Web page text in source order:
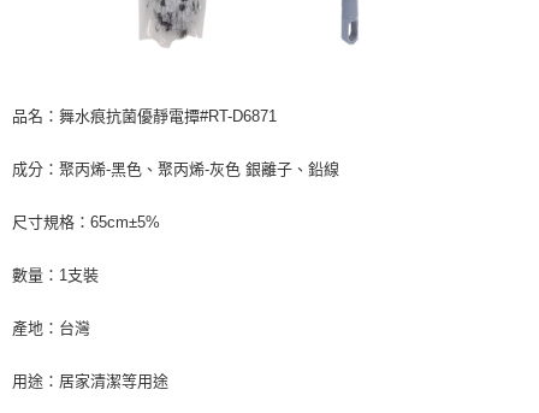
「AFTEE先享後付」，若未經同意申辦者引起之損失，本公司不負相關責
４．使用「AFTEE先享後付」時，將依據個別帳號之用戶狀況，依本公司即
５．嚴禁一人註冊多個帳號或使用他人資訊註冊。若發現惡意使用之情形，
品名：舞水痕抗菌優靜電撢#RT-D6871
成分：聚丙烯-黑色、聚丙烯-灰色 銀離子、鉛線
尺寸規格：65cm±5%
數量：1支裝
產地：台灣
用途：居家清潔等用途